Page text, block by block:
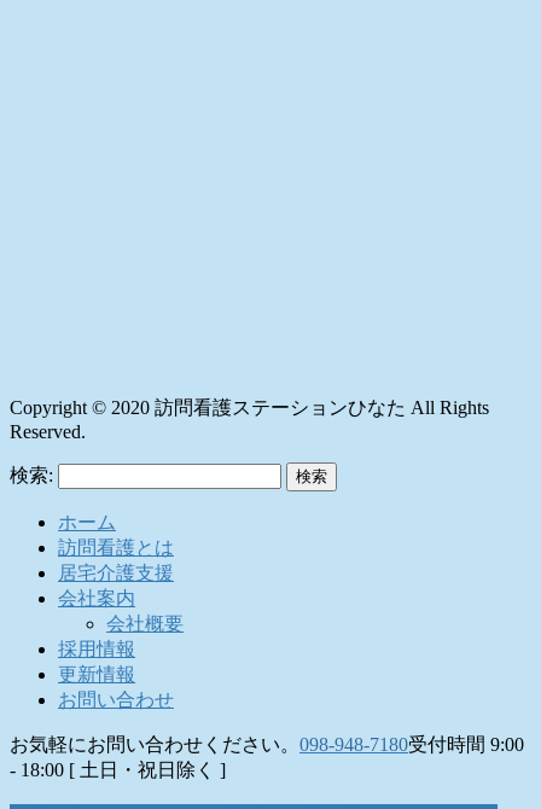
Copyright © 2020 訪問看護ステーションひなた All Rights
Reserved.
検索:
ホーム
訪問看護とは
居宅介護支援
会社案内
会社概要
採用情報
更新情報
お問い合わせ
お気軽にお問い合わせください。 098-948-7180受付時間 9:00
- 18:00 [ 土日・祝日除く ]